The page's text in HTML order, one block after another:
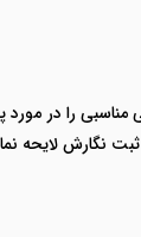
را در مورد
نگارش لایحه